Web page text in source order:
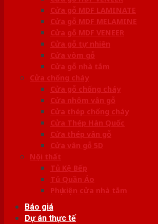
Cửa gỗ MDF LAMINATE
Cửa gỗ MDF MELAMINE
Cửa gỗ MDF VENEER
Cửa gỗ tự nhiên
Cửa vòm gỗ
Cửa gỗ nhà tắm
Cửa chống cháy
Cửa gỗ chống cháy
Cửa nhôm vân gỗ
Cửa thép chống cháy
Cửa Thép Hàn Quốc
Cửa thép vân gỗ
Cửa vân gỗ 5D
Nội thất
Tủ Kệ Bếp
Tủ Quần Áo
Phụ kiện cửa nhà tắm
Báo giá
Dự án thực tế